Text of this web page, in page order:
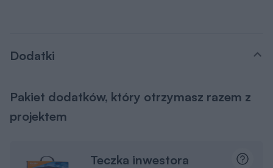
Dodatki
Pakiet dodatków, który otrzymasz razem z
projektem
Teczka inwestora